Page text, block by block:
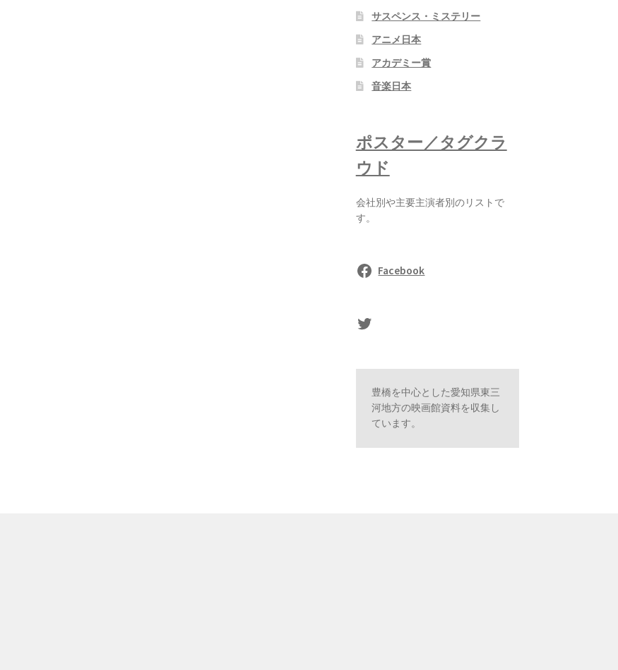
サスペンス・ミステリー
アニメ日本
アカデミー賞
音楽日本
ポスター／タグクラ
ウド
会社別や主要主演者別のリストで
す。
Facebook
sasaki's Twitter
豊橋を中心とした愛知県東三
河地方の映画館資料を収集し
ています。